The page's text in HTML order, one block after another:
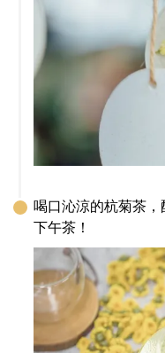
喝口沁涼的杭菊茶
下午茶！